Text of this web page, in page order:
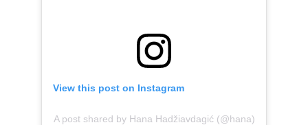
View this post on Instagram
A post shared by Hana Hadžiavdagić (@hana)